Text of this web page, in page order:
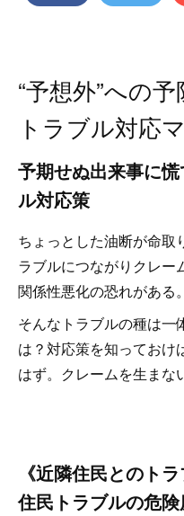
“予想外”への
トラブル対応
予期せぬ出来事に
ル対応策
ちょっとした油断が命取
ラブルにつながりクレー
関係性悪化の恐れがある。
そんなトラブルの種は一
は？対応策を知っておけ
はず。クレームを生まな
《近隣住民とのト
住民トラブルの危